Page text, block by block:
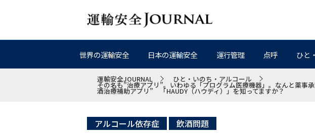
世界の運輸安全 日本の運輸安全 運行管理 点呼 ひと
運輸安全JOURNAL ひと・いのち・アルコール
その名も”治療アプリ”。いわゆる「プログラム医療機器」。なんと薬
酒治療補助アプリ” 「HAUDY（ハウディ）」を知ってますか？
アルコール依存症 飲酒問題